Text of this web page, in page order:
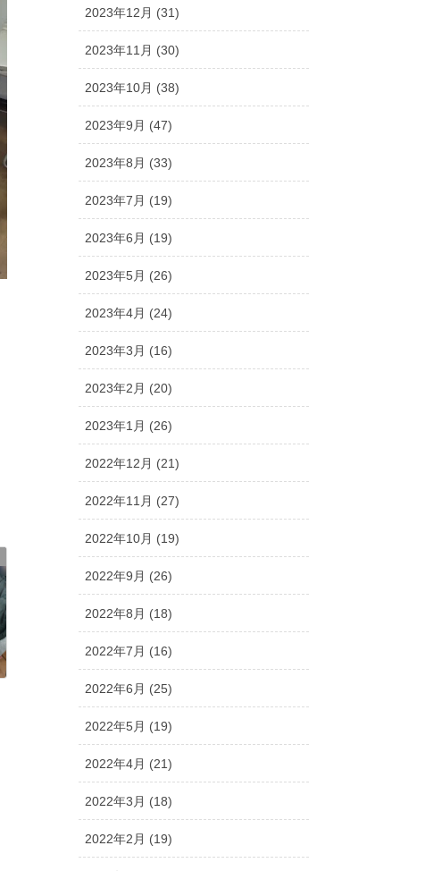
2023年12月 (31)
2023年11月 (30)
2023年10月 (38)
2023年9月 (47)
2023年8月 (33)
2023年7月 (19)
2023年6月 (19)
2023年5月 (26)
2023年4月 (24)
2023年3月 (16)
2023年2月 (20)
2023年1月 (26)
2022年12月 (21)
2022年11月 (27)
2022年10月 (19)
2022年9月 (26)
2022年8月 (18)
2022年7月 (16)
2022年6月 (25)
2022年5月 (19)
2022年4月 (21)
2022年3月 (18)
2022年2月 (19)